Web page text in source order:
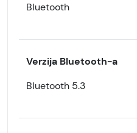
Bluetooth
Verzija Bluetooth-a
Bluetooth 5.3